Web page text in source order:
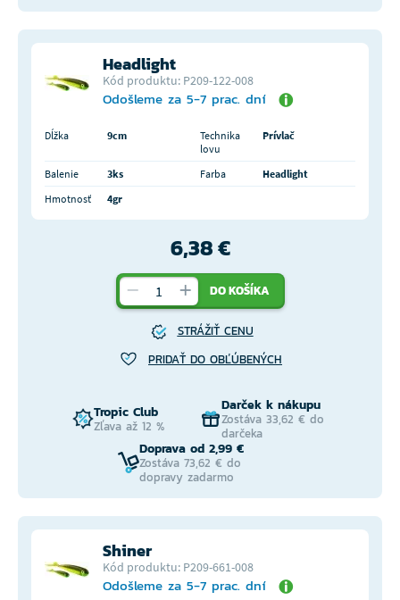
Headlight
Kód produktu: P209-122-008
Odošleme za 5-7 prac. dní
Dĺžka 9cm
Technika
lovu
Prívlač
Balenie 3ks Farba
Headlight
Hmotnosť
4gr
6,38 €
DO KOŠÍKA
STRÁŽIŤ CENU
PRIDAŤ DO OBĽÚBENÝCH
Tropic Club
Zľava až 12 %
Darček k nákupu
Zostáva 33,62 € do
darčeka
Doprava od 2,99 €
Zostáva 73,62 € do
dopravy zadarmo
Shiner
Kód produktu: P209-661-008
Odošleme za 5-7 prac. dní